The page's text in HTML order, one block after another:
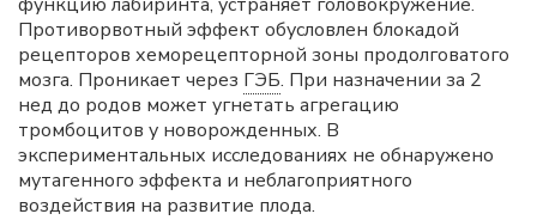
Противорвотный эффект обусловлен блокадой
рецепторов хеморецепторной зоны продолговатого
мозга. Проникает через ГЭБ. При назначении за 2
нед до родов может угнетать агрегацию
тромбоцитов у новорожденных. В
экспериментальных исследованиях не обнаружено
мутагенного эффекта и неблагоприятного
воздействия на развитие плода.